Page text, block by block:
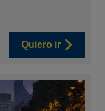
Quiero ir